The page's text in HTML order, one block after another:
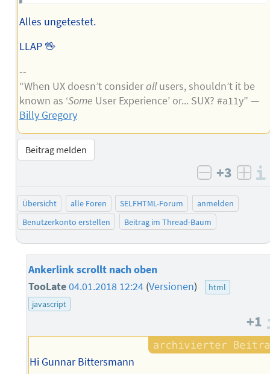
Alles ungetestet.
LLAP 🖖
--
“When UX doesn’t considerallusers, shouldn’t it be
known as ‘Some User Experience’ or... SUX? #a11y” —
Billy Gregory
Beitrag melden
negativ
+3
Übersicht alle Foren SELFHTML-Forum
anmelden
Benutzerkonto erstellen
Beitrag im Thread-Baum
Ankerlink scrollt nach oben
TooLate04.01.2018 12:24 (Versionen)
html
javascript
+1
Hi Gunnar Bittersmann